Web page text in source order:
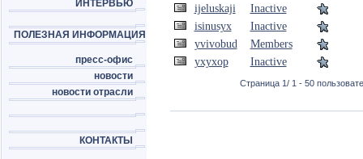
ИНТЕРВЬЮ
ПОЛЕЗНАЯ ИНФОРМАЦИЯ
пресс-офис
новости
новости отрасли
КОНТАКТЫ
ijeluskaji
Inactive
isinusyx
Inactive
yvivobud
Members
yxyxop
Inactive
Страница 1/ 1 - 50